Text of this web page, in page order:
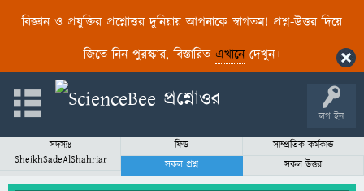
বিজ্ঞান ও প্রযুক্তির প্রশ্নোত্তর দুনিয়ায় আপনাকে স্বাগতম! প্রশ্ন-উত্তর দিয়ে
জিতে নিন পুরস্কার, বিস্তারিত এখানেদেখুন।
লগ ইন
সদস্যঃ
SheikhSadeAlShahriar
ফিড
সাম্প্রতিক কর্মকান্ড
সকল প্রশ্ন
সকল উত্তর